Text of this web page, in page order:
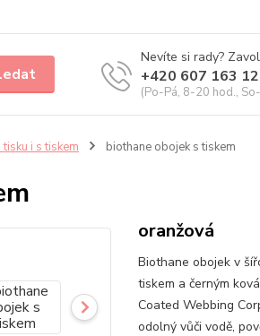
Nevíte si rady?
+420 607 163
(Po-Pá, 8-20 hod.,
i s tiskem biothane obojek s tiskem
oranžová
Biothane obojek v
tiskem a černým
Coated Webbing
odolný vůči vodě,